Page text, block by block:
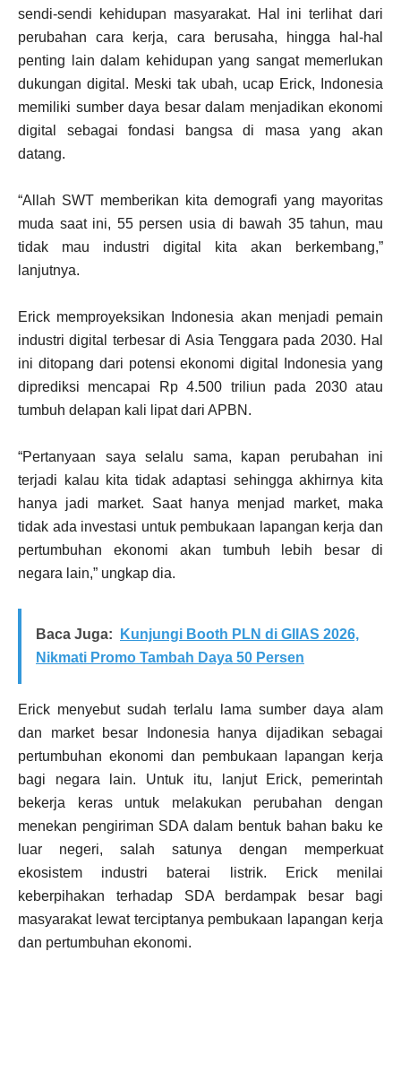
sendi-sendi kehidupan masyarakat. Hal ini terlihat dari
perubahan cara kerja, cara berusaha, hingga hal-hal
penting lain dalam kehidupan yang sangat memerlukan
dukungan digital. Meski tak ubah, ucap Erick, Indonesia
memiliki sumber daya besar dalam menjadikan ekonomi
digital sebagai fondasi bangsa di masa yang akan
datang.
“Allah SWT memberikan kita demografi yang mayoritas
muda saat ini, 55 persen usia di bawah 35 tahun, mau
tidak mau industri digital kita akan berkembang,”
lanjutnya.
Erick memproyeksikan Indonesia akan menjadi pemain
industri digital terbesar di Asia Tenggara pada 2030. Hal
ini ditopang dari potensi ekonomi digital Indonesia yang
diprediksi mencapai Rp 4.500 triliun pada 2030 atau
tumbuh delapan kali lipat dari APBN.
“Pertanyaan saya selalu sama, kapan perubahan ini
terjadi kalau kita tidak adaptasi sehingga akhirnya kita
hanya jadi market. Saat hanya menjad market, maka
tidak ada investasi untuk pembukaan lapangan kerja dan
pertumbuhan ekonomi akan tumbuh lebih besar di
negara lain,” ungkap dia.
Baca Juga:
Kunjungi Booth PLN di GIIAS 2026,
Nikmati Promo Tambah Daya 50 Persen
Erick menyebut sudah terlalu lama sumber daya alam
dan market besar Indonesia hanya dijadikan sebagai
pertumbuhan ekonomi dan pembukaan lapangan kerja
bagi negara lain. Untuk itu, lanjut Erick, pemerintah
bekerja keras untuk melakukan perubahan dengan
menekan pengiriman SDA dalam bentuk bahan baku ke
luar negeri, salah satunya dengan memperkuat
ekosistem industri baterai listrik. Erick menilai
keberpihakan terhadap SDA berdampak besar bagi
masyarakat lewat terciptanya pembukaan lapangan kerja
dan pertumbuhan ekonomi.